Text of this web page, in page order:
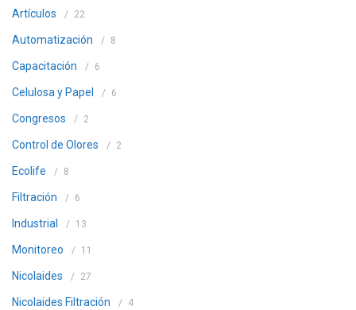
Artículos 22
Automatización 8
Capacitación 6
Celulosa y Papel 6
Congresos 2
Control de Olores 2
Ecolife 8
Filtración 6
Industrial 13
Monitoreo 11
Nicolaides 27
Nicolaides Filtración 4